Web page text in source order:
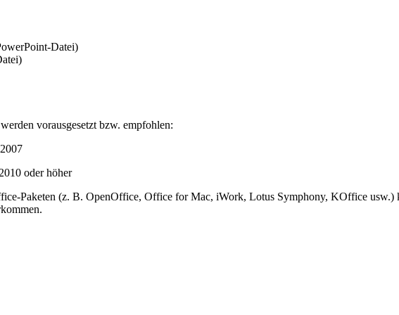
Datei)
vorausgesetzt bzw. empfohlen:
oder höher
Paketen (z. B. OpenOffice, Office for Mac, iWork, Lotus Symphony, KOffice usw.)